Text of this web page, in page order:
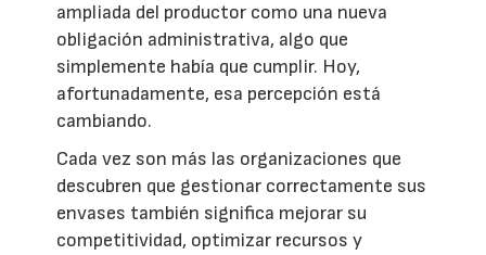
ampliada del productor como una nueva
obligación administrativa, algo que
simplemente había que cumplir. Hoy,
afortunadamente, esa percepción está
cambiando.
Cada vez son más las organizaciones que
descubren que gestionar correctamente sus
envases también significa mejorar su
competitividad, optimizar recursos y